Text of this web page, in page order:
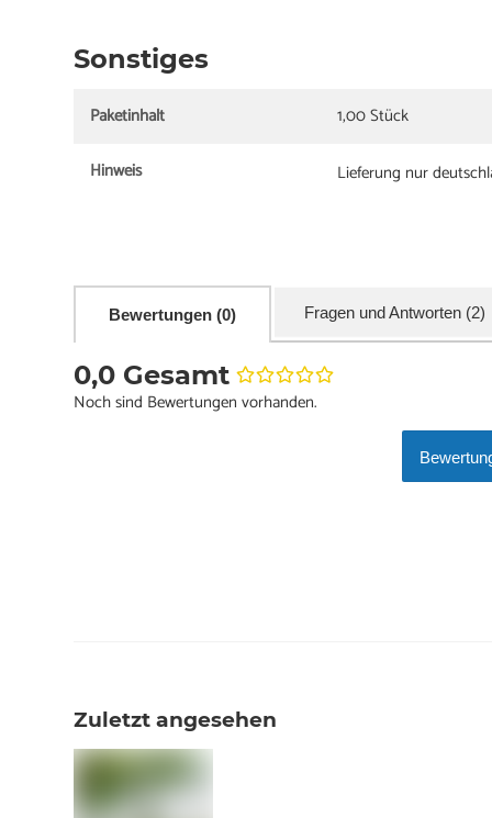
Sonstiges
Paketinhalt
1,00 Stück
Hinweis
Lieferung nur
Bewertungen (0) Fragen und Antworten (2)
0,0 Gesamt
Noch sind Bewertungen vorhanden.
Zuletzt angesehen